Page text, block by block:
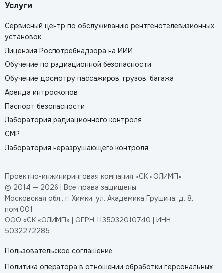
Услуги
Сервисный центр по обслуживанию рентгенотелевизионных
установок
Лицензия Роспотребнадзора на ИИИ
Обучение по радиационной безопасности
Обучение досмотру пассажиров, грузов, багажа
Аренда интроскопов
Паспорт безопасности
Лаборатория радиационного контроля
СМР
Лаборатория неразрушающего контроля
Проектно-инжиниринговая компания «СК «ОЛИМП»
© 2014 — 2026 | Все права защищены
Московская обл., г. Химки, ул. Академика Грушина, д. 8,
пом.001
ООО «СК «ОЛИМП» | ОГРН 1135032010740 | ИНН
5032272285
Пользовательское соглашение
Политика оператора в отношении обработки персональных